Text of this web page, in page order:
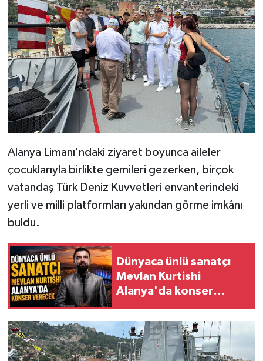
Alanya Limanı'ndaki ziyaret boyunca aileler
çocuklarıyla birlikte gemileri gezerken, birçok
vatandaş Türk Deniz Kuvvetleri envanterindeki
yerli ve milli platformları yakından görme imkânı
buldu.
Dünyaca ünlü sanatçı
Mevlan Kurtishi
Alanya'da konser